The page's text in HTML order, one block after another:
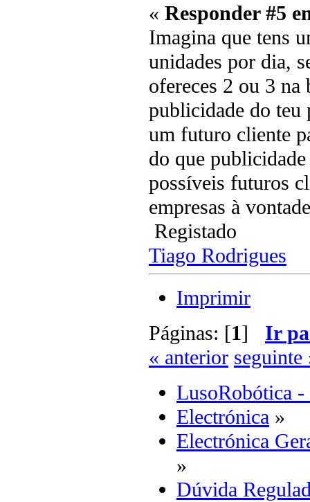
« Responder #5
Imagina que tens
unidades por dia,
ofereces 2 ou 3 na
publicidade do teu
um futuro cliente
do que
possíveis futuros
empresas à
Registado
Tiago Rodrigues
Imprimir
Páginas: [1] Ir
« anterior seguinte
LusoRobótica -
Electrónica »
Electrónica
»
Dúvida